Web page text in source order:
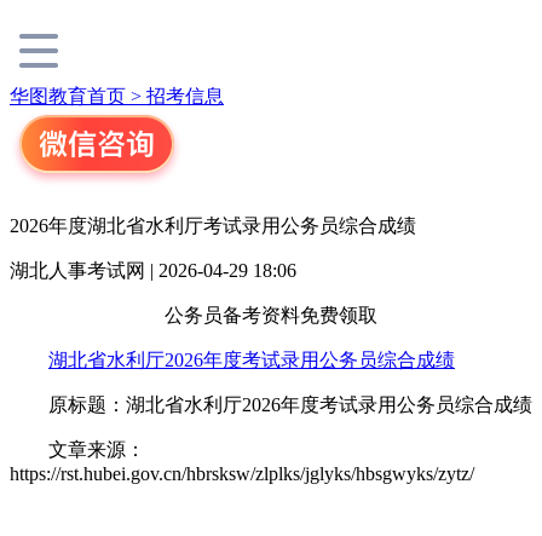
华图教育首页 > 招考信息
2026年度湖北省水利厅考试录用公务员综合成绩
湖北人事考试网 | 2026-04-29 18:06
公务员备考资料免费领取
湖北省水利厅2026年度考试录用公务员综合成绩
原标题：湖北省水利厅2026年度考试录用公务员综合成绩
文章来源：
https://rst.hubei.gov.cn/hbrsksw/zlplks/jglyks/hbsgwyks/zytz/